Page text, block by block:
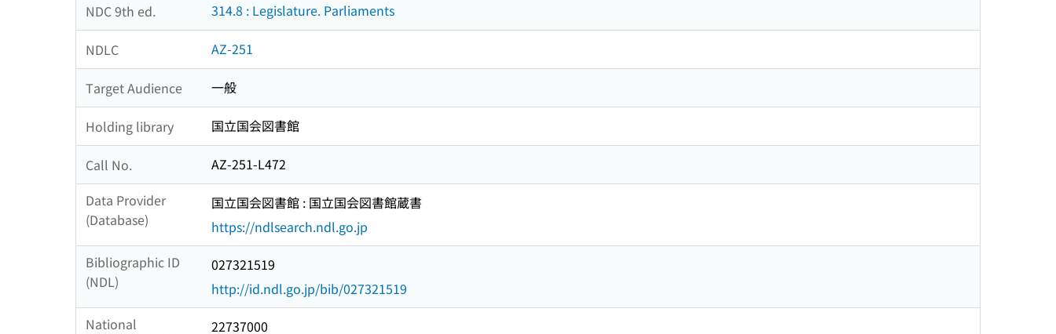
NDC 9th ed. 314.8 : Legislature. Parliaments
NDLC AZ-251
Target Audience 一般
Holding library 国立国会図書館
Call No.
AZ-251-L472
Data Provider
(Database)
国立国会図書館 : 国立国会図書館蔵書
https://ndlsearch.ndl.go.jp
Bibliographic ID
(NDL)
027321519
http://id.ndl.go.jp/bib/027321519
National
22737000